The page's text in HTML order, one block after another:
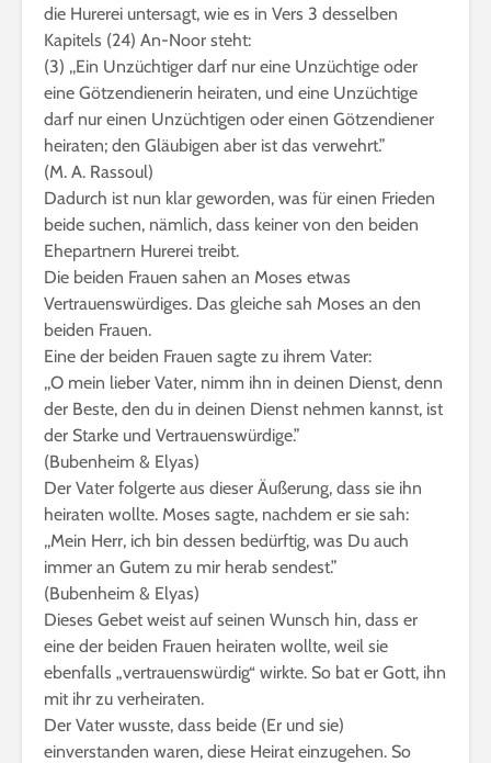
die Hurerei untersagt, wie es in Vers 3 desselben
Kapitels (24) An-Noor steht:
(3) ,,Ein Unzüchtiger darf nur eine Unzüchtige oder
eine Götzendienerin heiraten, und eine Unzüchtige
darf nur einen Unzüchtigen oder einen Götzendiener
heiraten; den Gläubigen aber ist das verwehrt.”
(M. A. Rassoul)
Dadurch ist nun klar geworden, was für einen Frieden
beide suchen, nämlich, dass keiner von den beiden
Ehepartnern Hurerei treibt.
Die beiden Frauen sahen an Moses etwas
Vertrauenswürdiges. Das gleiche sah Moses an den
beiden Frauen.
Eine der beiden Frauen sagte zu ihrem Vater:
,,O mein lieber Vater, nimm ihn in deinen Dienst, denn
der Beste, den du in deinen Dienst nehmen kannst, ist
der Starke und Vertrauenswürdige.”
(Bubenheim & Elyas)
Der Vater folgerte aus dieser Äußerung, dass sie ihn
heiraten wollte. Moses sagte, nachdem er sie sah:
,,Mein Herr, ich bin dessen bedürftig, was Du auch
immer an Gutem zu mir herab sendest.”
(Bubenheim & Elyas)
Dieses Gebet weist auf seinen Wunsch hin, dass er
eine der beiden Frauen heiraten wollte, weil sie
ebenfalls „vertrauenswürdig“ wirkte. So bat er Gott, ihn
mit ihr zu verheiraten.
Der Vater wusste, dass beide (Er und sie)
einverstanden waren, diese Heirat einzugehen. So